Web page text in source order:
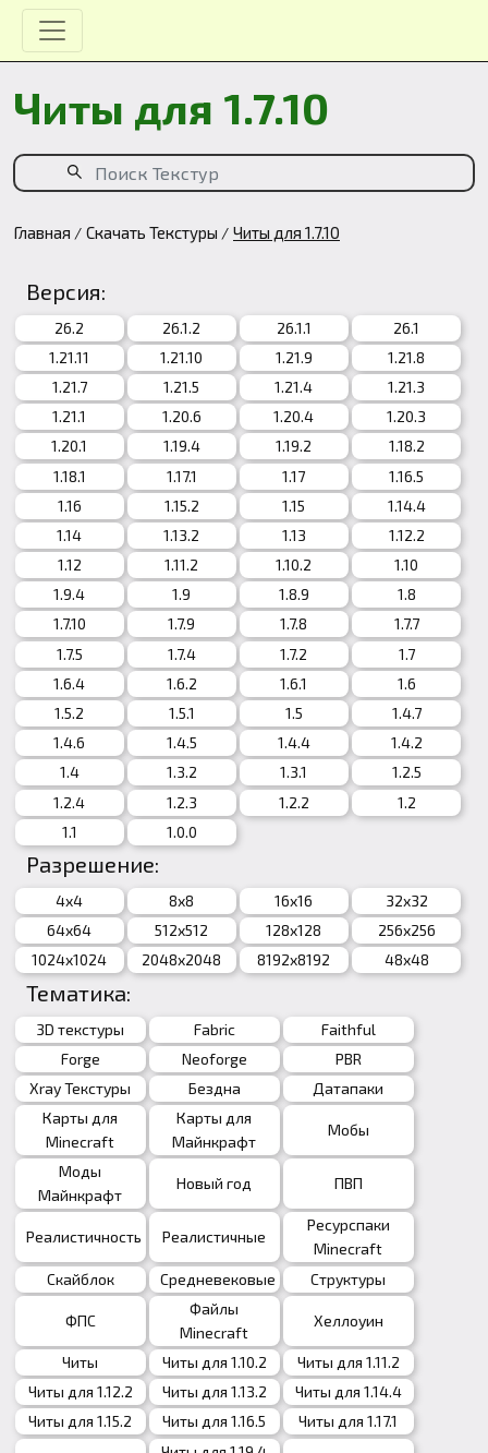
Читы для 1.7.10
Главная Скачать Текстуры Читы для 1.7.10
Версия:
26.2 26.1.2 26.1.1
26.1
1.21.11
1.21.10 1.21.9
1.21.8
1.21.7
1.21.5 1.21.4
1.21.3
1.21.1
1.20.6 1.20.4
1.20.3
1.20.1
1.19.4 1.19.2
1.18.2
1.18.1
1.17.1 1.17
1.16.5
1.16
1.15.2 1.15
1.14.4
1.14
1.13.2 1.13
1.12.2
1.12
1.11.2 1.10.2
1.10
1.9.4
1.9 1.8.9
1.8
1.7.10
1.7.9 1.7.8
1.7.7
1.7.5
1.7.4 1.7.2
1.7
1.6.4
1.6.2 1.6.1
1.6
1.5.2
1.5.1 1.5
1.4.7
1.4.6
1.4.5 1.4.4
1.4.2
1.4
1.3.2 1.3.1
1.2.5
1.2.4
1.2.3 1.2.2
1.2
1.1
1.0.0
Разрешение:
4x4 8x8 16x16
32x32
64x64
512x512 128x128
256x256
1024x1024
2048x2048 8192x8192 48x48
Тематика:
3D текстуры Fabric
Faithful
Forge
Neoforge
PBR
Xray Текстуры
Бездна
Датапаки
Карты для
Minecraft
Карты для
Майнкрафт
Мобы
Моды
Майнкрафт
Новый год ПВП
Реалистичность Реалистичные
Ресурспаки
Minecraft
Скайблок
Средневековые Структуры
ФПС
Файлы
Minecraft
Хеллоуин
Читы Читы для 1.10.2
Читы для 1.11.2
Читы для 1.12.2
Читы для 1.13.2
Читы для 1.14.4
Читы для 1.15.2
Читы для 1.16.5 Читы для 1.17.1